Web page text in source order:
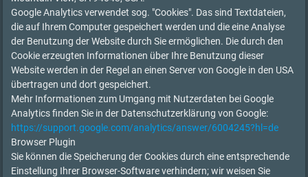
Google Analytics verwendet sog. "Cookies". Das sind Textdateien,
die auf Ihrem Computer gespeichert werden und die eine Analyse
der Benutzung der Website durch Sie ermöglichen. Die durch den
Cookie erzeugten Informationen über Ihre Benutzung dieser
Website werden in der Regel an einen Server von Google in den USA
übertragen und dort gespeichert.
Mehr Informationen zum Umgang mit Nutzerdaten bei Google
Analytics finden Sie in der Datenschutzerklärung von Google:
https://support.google.com/analytics/answer/6004245?hl=de
Browser Plugin
Sie können die Speicherung der Cookies durch eine entsprechende
Einstellung Ihrer Browser-Software verhindern; wir weisen Sie